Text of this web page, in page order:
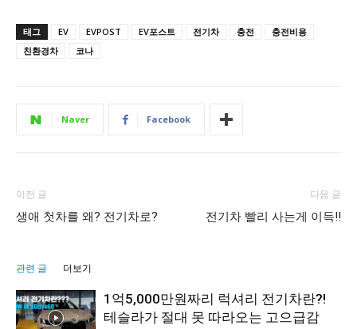
태그 EV EVPOST EV포스트 전기차 충전
충전비용
친환경차
코나
Naver Facebook
이전 글
생애 첫차를 왜? 전기차로?
다음 글
전기차 빨리 사는게 이득!!
관련 글 더보기
1억5,000만원짜리 럭셔리 전기차란?!
테슬라가 절대 못 따라오는 고으급감